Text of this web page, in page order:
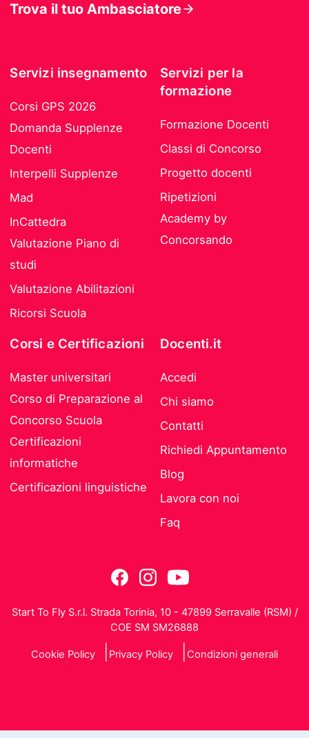
Trova il tuo Ambasciatore
Servizi insegnamento
Corsi GPS 2026
Domanda Supplenze
Docenti
Interpelli Supplenze
Mad
InCattedra
Valutazione Piano di
studi
Valutazione Abilitazioni
Ricorsi Scuola
Servizi per la
formazione
Formazione Docenti
Classi di Concorso
Progetto docenti
Ripetizioni
Academy by
Concorsando
Corsi e Certificazioni
Master universitari
Corso di Preparazione al
Concorso Scuola
Certificazioni
informatiche
Certificazioni linguistiche
Docenti.it
Accedi
Chi siamo
Contatti
Richiedi Appuntamento
Blog
Lavora con noi
Faq
Start To Fly S.r.l. Strada Torinia, 10 - 47899 Serravalle (RSM) /
COE SM SM26888
Cookie Policy Privacy Policy Condizioni generali